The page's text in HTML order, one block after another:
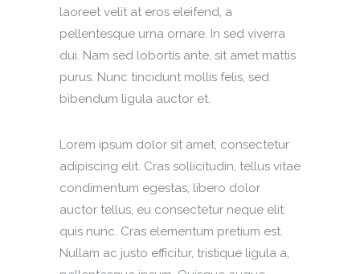
laoreet velit at eros eleifend, a
pellentesque urna ornare. In sed viverra
dui. Nam sed lobortis ante, sit amet mattis
purus. Nunc tincidunt mollis felis, sed
bibendum ligula auctor et.
Lorem ipsum dolor sit amet, consectetur
adipiscing elit. Cras sollicitudin, tellus vitae
condimentum egestas, libero dolor
auctor tellus, eu consectetur neque elit
quis nunc. Cras elementum pretium est.
Nullam ac justo efficitur, tristique ligula a,